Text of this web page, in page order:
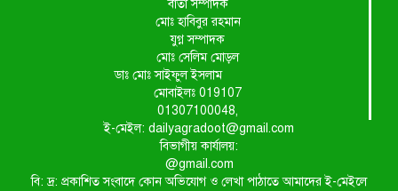
বার্তা সম্পাদক
মোঃ হাবিবুর রহমান
যুগ্ন সম্পাদক
মোঃ সেলিম মোড়ল
ডাঃ মোঃ সাইফুল ইসলাম
মোবাইলঃ 019107
01307100048,
ই-মেইল: dailyagradoot@gmail.com
বিভাগীয় কার্যালয়:
@gmail.com
বি: দ্র: প্রকাশিত সংবাদে কোন অভিযোগ ও লেখা পাঠাতে আমাদের ই-মেইলে